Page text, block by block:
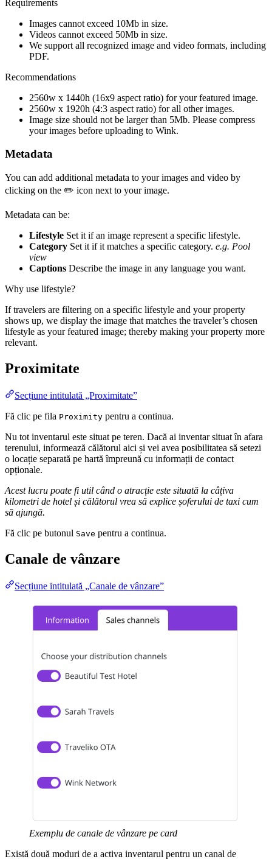
Requirements
Images cannot exceed 10Mb in size.
Videos cannot exceed 50Mb in size.
We support all recognized image and video formats, including
PDF.
Recommendations
2560w x 1440h (16x9 aspect ratio) for your featured image.
2560w x 1920h (4:3 aspect ratio) for all other images.
Image size should not be larger than 5Mb. Please compress
your images before uploading to Wink.
Metadata
You can add additional metadata to your images and video by
clicking on the ✏️ icon next to your image.
Metadata can be:
Lifestyle Set it if an image represent a specific lifestyle.
Category Set it if it matches a specific category. e.g. Pool
view
Captions Describe the image in any language you want.
Why use lifestyle?
If travelers are filtering on a specific lifestyle and your property
shows up, we display the image that matches the traveler’s chosen
lifestyle as your featured image; thereby making your property more
relevant.
Proximitate
Secțiune intitulată „Proximitate”
Fă clic pe fila Proximity pentru a continua.
Nu tot inventarul este situat pe teren. Dacă ai inventar situat în afara
terenului, informează călătorul aici și vei avea posibilitatea să setezi
o locație separată pe hartă împreună cu informații de contact
opționale.
Acest lucru poate fi util când o atracție este situată la câțiva
kilometri de hotel și călătorul vrea să explice șoferului de taxi cum
să ajungă.
Fă clic pe butonul Save pentru a continua.
Canale de vânzare
Secțiune intitulată „Canale de vânzare”
Exemplu de canale de vânzare pe card
Există două moduri de a activa inventarul pentru un canal de